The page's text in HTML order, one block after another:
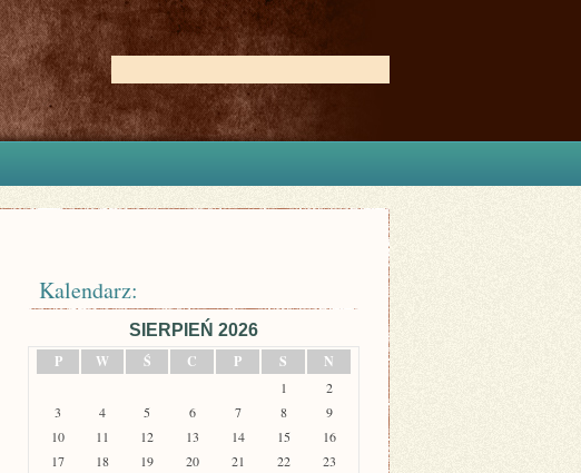
Kalendarz:
SIERPIEŃ 2026
P
W Ś C P S N
1
2
3
4 5 6 7 8
9
10
11 12 13 14 15
16
17
18 19 20 21 22
23